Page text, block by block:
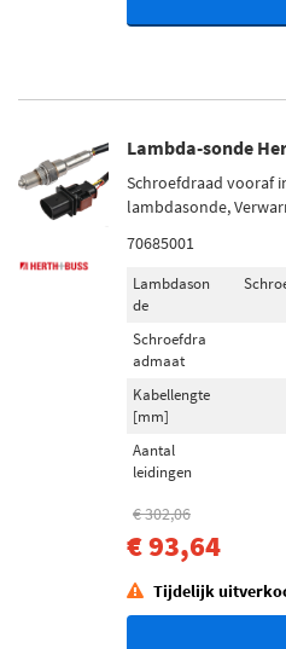
Lambda-sonde
Schroefdraad vooraf
lambdasonde,
70685001
Lambdason
de
Schroefdra
admaat
Kabellengte
[mm]
Aantal
leidingen
€ 302,06
€ 93,64
Tijdelijk